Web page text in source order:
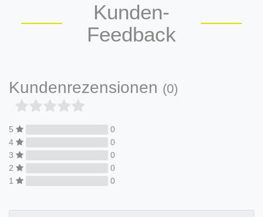
Kunden-
Feedback
Kundenrezensionen (0)
5
0
4
0
3
0
2
0
1
0